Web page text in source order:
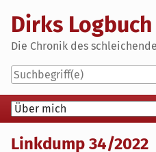
content
Dirks Logbuch
Die Chronik des
Navigation
Linkdump 34/2022